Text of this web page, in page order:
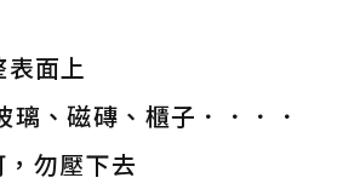
面上
、磁磚、櫃子．．．．
勿壓下去